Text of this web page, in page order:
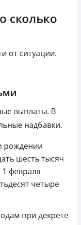
сколько
от ситуации.
выплаты. В
надбавки.
рождении
шесть тысяч
1 февраля
четыре
при декрете